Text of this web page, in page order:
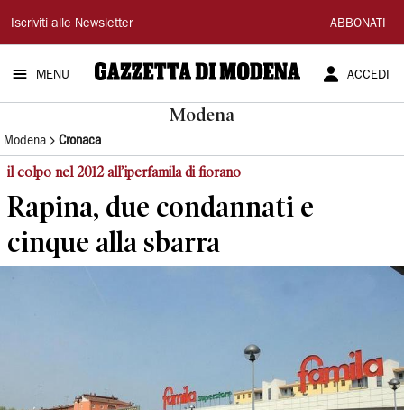
Gazzetta
di
Modena
Iscriviti alle Newsletter ABBONATI
MENU ACCEDI
Modena
Modena Cronaca
il colpo nel 2012 all’iperfamila di fiorano
Rapina, due condannati e
cinque alla sbarra